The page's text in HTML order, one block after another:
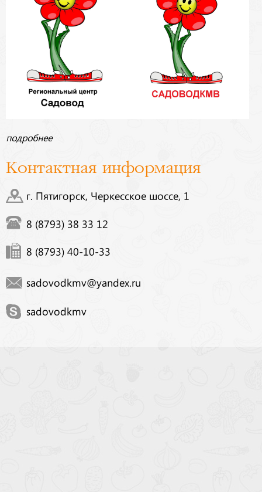
подробнее
Контактная информация
г. Пятигорск, Черкесское шоссе, 1
8 (8793) 38 33 12
8 (8793) 40-10-33
sadovodkmv@yandex.ru
sadovodkmv